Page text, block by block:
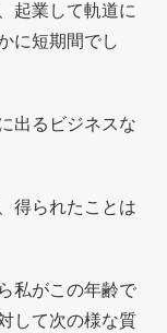
起業して軌道に
に短期間でし
出るビジネスな
得られたことは
私がこの年齢で
して次の様な質